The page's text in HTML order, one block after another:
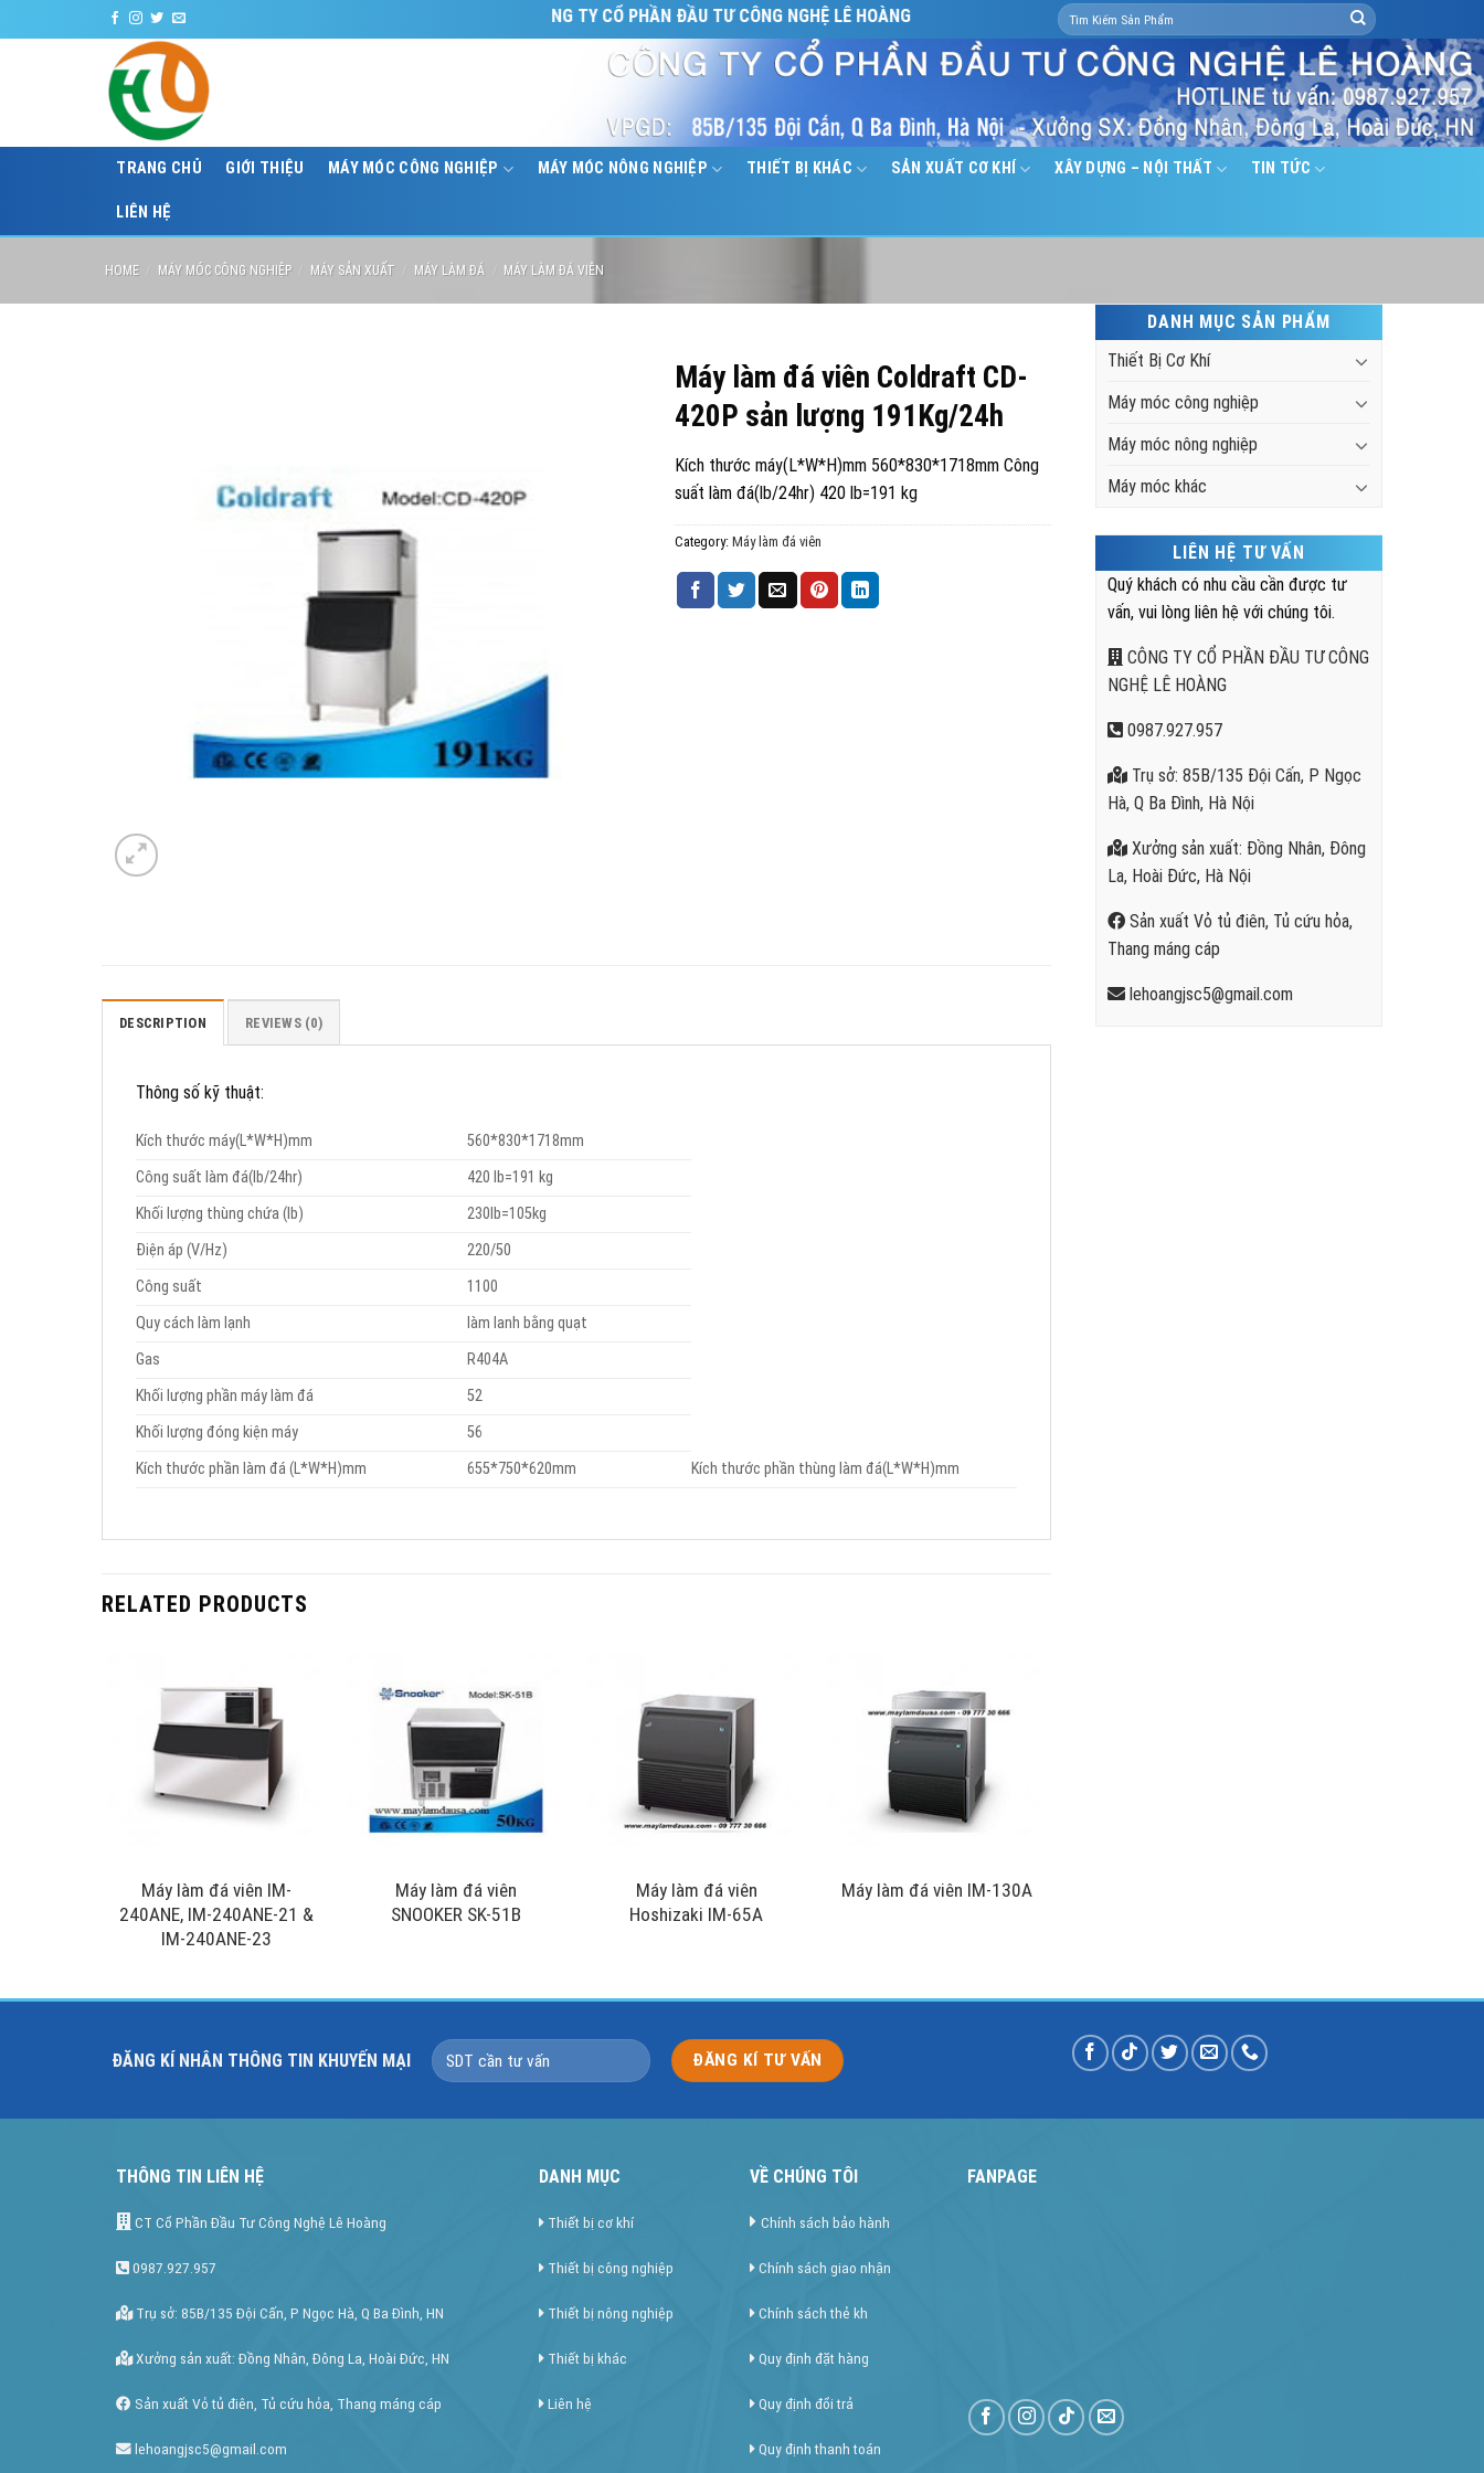
to
CÔNG TY CỔ PHẦN ĐẦU TƯ CÔNG NGHỆ LÊ HOÀNG
Search
for:
TRANG CHỦ GIỚI THIỆU MÁY MÓC CÔNG NGHIỆP MÁY MÓC NÔNG NGHIỆP THIẾT BỊ KHÁC SẢN XUẤT CƠ KHÍ XÂY DỰNG – NỘI THẤT TIN TỨC
LIÊN HỆ
HOME MÁY MÓC CÔNG NGHIỆP MÁY SẢN XUẤT MÁY LÀM ĐÁ MÁY LÀM ĐÁ VIÊN
DANH MỤC SẢN PHẨM
Thiết Bị Cơ Khí
Máy móc công nghiệp
Máy móc nông nghiệp
Máy móc khác
LIÊN HỆ TƯ VẤN
Quý khách có nhu cầu cần được tư
vấn, vui lòng liên hệ với chúng tôi.
CÔNG TY CỔ PHẦN ĐẦU TƯ CÔNG
NGHỆ LÊ HOÀNG
0987.927.957
Trụ sở: 85B/135 Đội Cấn, P Ngọc
Hà, Q Ba Đình, Hà Nội
Xưởng sản xuất: Đồng Nhân, Đông
La, Hoài Đức, Hà Nội
Sản xuất Vỏ tủ điên, Tủ cứu hỏa,
Thang máng cáp
lehoangjsc5@gmail.com
Máy làm đá viên Coldraft CD-
420P sản lượng 191Kg/24h
Kích thước máy(L*W*H)mm 560*830*1718mm Công
suất làm đá(lb/24hr) 420 lb=191 kg
Category:Máy làm đá viên
DESCRIPTION REVIEWS (0)
Thông số kỹ thuật:
Kích thước máy(L*W*H)mm
560*830*1718mm
Công suất làm đá(lb/24hr)
420 lb=191 kg
Khối lượng thùng chứa (lb)
230lb=105kg
Điện áp (V/Hz)
220/50
Công suất
1100
Quy cách làm lạnh
làm lanh bằng quạt
Gas
R404A
Khối lượng phần máy làm đá
52
Khối lượng đóng kiện máy
56
Kích thước phần làm đá (L*W*H)mm
655*750*620mm Kích thước phần thùng làm đá(L*W*H)mm
RELATED PRODUCTS
Máy làm đá viên IM-
240ANE, IM-240ANE-21 &
IM-240ANE-23
Máy làm đá viên
SNOOKER SK-51B
Máy làm đá viên
Hoshizaki IM-65A
Máy làm đá viên IM-130A
ĐĂNG KÍ NHÂN THÔNG TIN KHUYẾN MẠI
THÔNG TIN LIÊN HỆ
CT Cổ Phần Đầu Tư Công Nghệ Lê Hoàng
0987.927.957
Trụ sở: 85B/135 Đội Cấn, P Ngọc Hà, Q Ba Đình, HN
Xưởng sản xuất: Đồng Nhân, Đông La, Hoài Đức, HN
Sản xuất Vỏ tủ điên, Tủ cứu hỏa, Thang máng cáp
lehoangjsc5@gmail.com
DANH MỤC
Thiết bị cơ khí
Thiết bị công nghiệp
Thiết bị nông nghiệp
Thiết bị khác
Liên hệ
VỀ CHÚNG TÔI
Chính sách bảo hành
Chính sách giao nhận
Chính sách thẻ kh
Quy định đặt hàng
Quy định đổi trả
Quy định thanh toán
FANPAGE